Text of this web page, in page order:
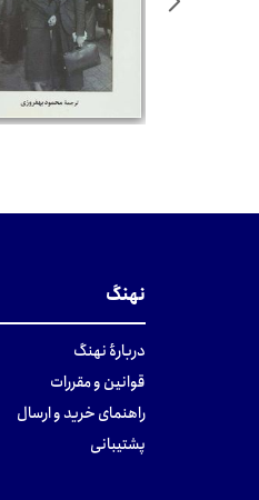
نهنگ
دربارهٔ نهنگ
قوانین و مقررات
راهنمای خرید و ارسال
پشتیبانی